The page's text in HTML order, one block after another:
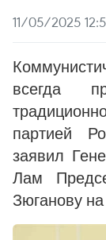
11/05/2025
всегда
партией
заявил
Лам
Зюганову